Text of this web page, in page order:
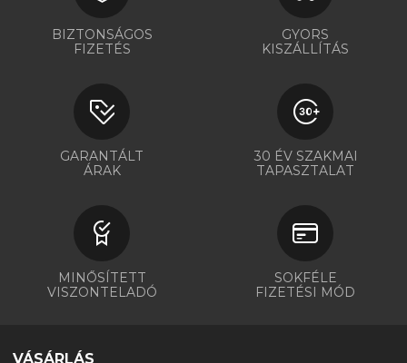
BIZTONSÁGOS
FIZETÉS
GYORS
KISZÁLLÍTÁS
GARANTÁLT
ÁRAK
30 ÉV SZAKMAI
TAPASZTALAT
MINŐSÍTETT
VISZONTELADÓ
SOKFÉLE
FIZETÉSI MÓD
VÁSÁRLÁS